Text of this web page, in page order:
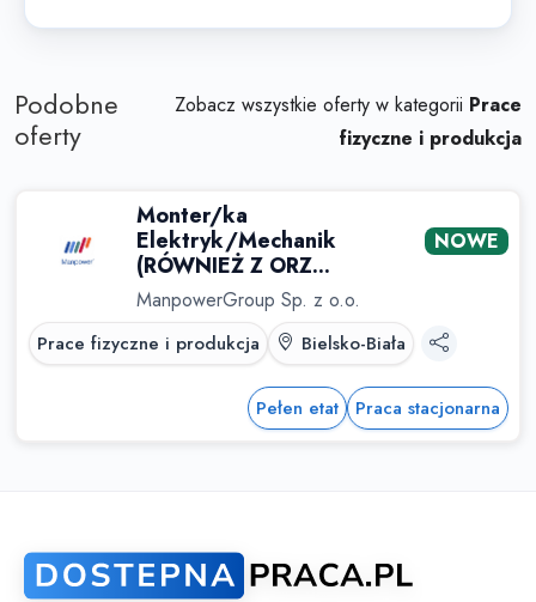
Podobne
oferty
Zobacz wszystkie oferty w kategorii Prace
fizyczne i produkcja
Monter/ka
Elektryk/Mechanik
(RÓWNIEŻ Z ORZ...
NOWE
ManpowerGroup Sp. z o.o.
Prace fizyczne i produkcja Bielsko-Biała
Pełen etat Praca stacjonarna